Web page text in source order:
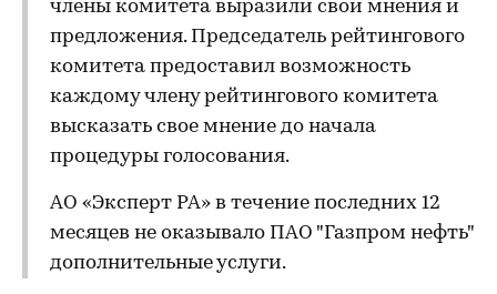
члены комитета выразили свои мнения и
предложения. Председатель рейтингового
комитета предоставил возможность
каждому члену рейтингового комитета
высказать свое мнение до начала
процедуры голосования.
АО «Эксперт РА» в течение последних 12
месяцев не оказывало ПАО "Газпром нефть"
дополнительные услуги.